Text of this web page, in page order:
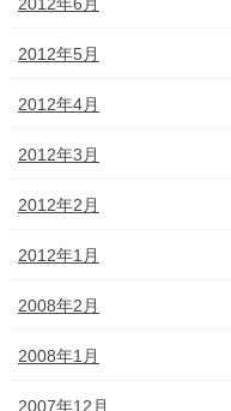
2012年5月
2012年4月
2012年3月
2012年2月
2012年1月
2008年2月
2008年1月
2007年12月